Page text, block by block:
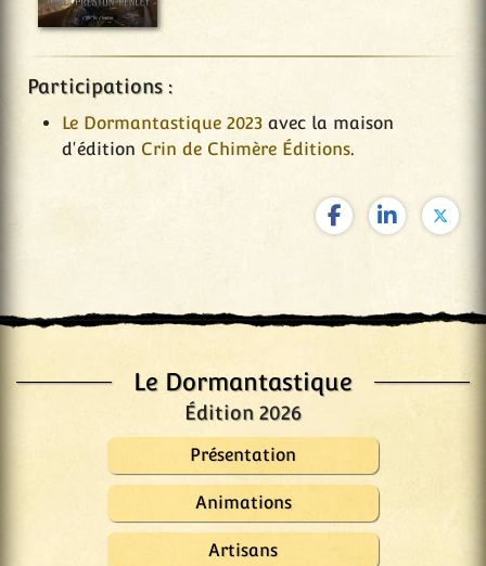
Le Dormantastique
Édition 2026
Présentation
Animations
Artisans
Participations :
Le Dormantastique 2023 avec la maison
d'édition Crin de Chimère Éditions.